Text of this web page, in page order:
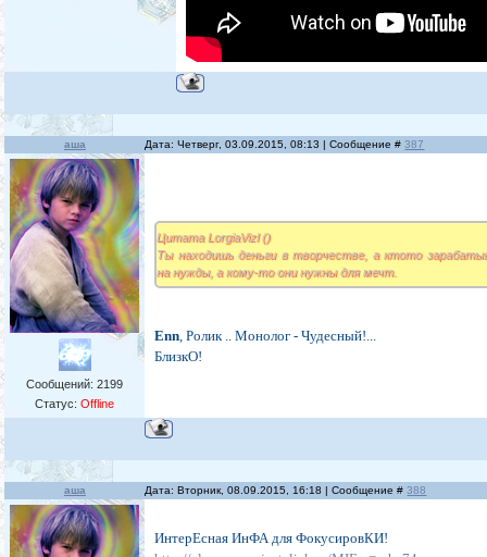
аша Дата: Четверг, 03.09.2015, 08:13 | Сообщение #387
Сообщений:2199
Статус:Offline
Цитата LorgiaVizl ()
Ты находишь деньги в творчестве, а ктото
на нужды, а кому-то они нужны для мечт.
Enn, Ролик .. Монолог - Чудесный!...
БлизкО!
аша Дата: Вторник, 08.09.2015, 16:18 | Сообщение #388
ИнтерЕсная ИнФА для ФокусировКИ!